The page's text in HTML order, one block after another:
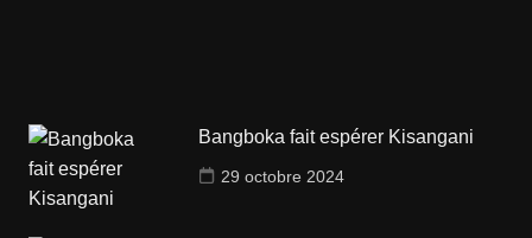
Bangboka fait espérer Kisangani
29 octobre 2024